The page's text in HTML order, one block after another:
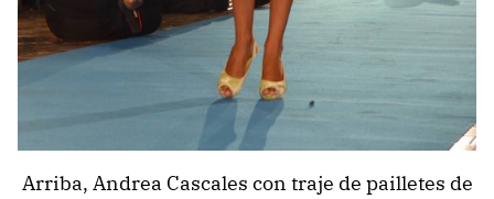
Arriba, Andrea Cascales con traje de pailletes de